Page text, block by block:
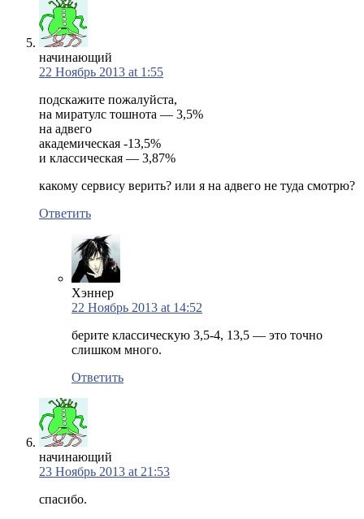
начинающий
22 Ноябрь 2013 at 1:55
подскажите пожалуйста,
на миратулс тошнота — 3,5%
на адвего
академическая -13,5%
и классическая — 3,87%
какому сервису верить? или я на адвего не туда смотрю?
Ответить
Хэннер
22 Ноябрь 2013 at 14:52
берите классическую 3,5-4, 13,5 — это точно
слишком много.
Ответить
начинающий
23 Ноябрь 2013 at 21:53
спасибо.